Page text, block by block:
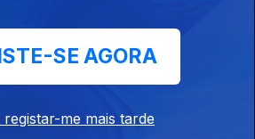
SE AGORA
me mais tarde